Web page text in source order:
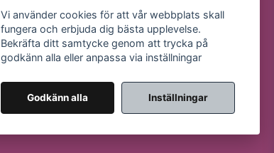
Vi använder cookies för att vår webbplats skall
fungera och erbjuda dig bästa upplevelse.
Bekräfta ditt samtycke genom att trycka på
godkänn alla eller anpassa via inställningar
Godkänn alla Inställningar